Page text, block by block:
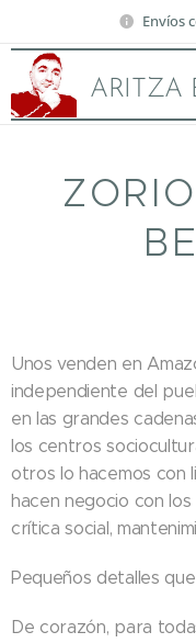
Envíos
ARITZA
Unos venden en
independiente del
en las grandes
los centros
otros lo hacemos con
hacen negocio con
crítica social,
Pequeños detalles
De corazón, para